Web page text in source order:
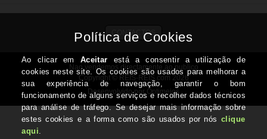
CONTACTOS
Nao vendemos directamente ao publico
Copyright © REIS-REIS.com 2026
Desenvolvido por Optimeios